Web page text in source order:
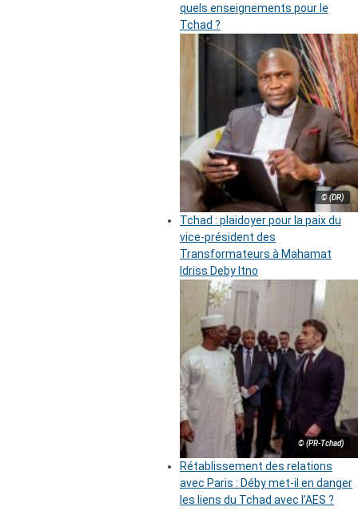
quels enseignements pour le
Tchad ?
© (DR)
Tchad : plaidoyer pour la paix du
vice-président des
Transformateurs à Mahamat
Idriss Deby Itno
© (PR-Tchad)
Rétablissement des relations
avec Paris : Déby met-il en danger
les liens du Tchad avec l’AES ?